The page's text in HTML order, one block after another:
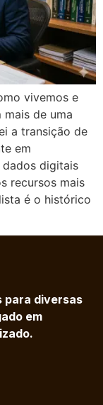
vivemos e
de uma
a transição de
em
dados digitais
recursos mais
é o histórico
para diversas
em